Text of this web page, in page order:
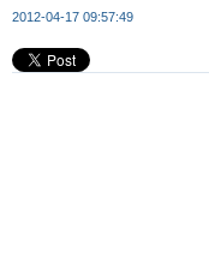
2012-04-17 09:57:49